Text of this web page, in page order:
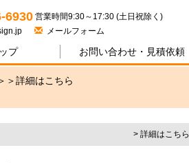
ワン
6930 営業時間9:30～17:30 (土日祝除く)
メールフォーム
プ お問い合わせ・ 見積依頼
＞詳細はこちら
> 詳細はこちら